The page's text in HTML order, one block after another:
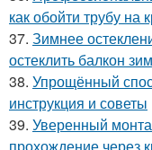
как обойти трубу
37. Зимнее
остеклить балкон
38. Упрощённый
инструкция и советы
39. Уверенный